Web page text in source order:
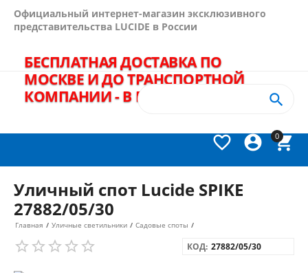
Официальный интернет-магазин эксклюзивного
представительства LUCIDE в России
БЕСПЛАТНАЯ ДОСТАВКА ПО
МОСКВЕ И ДО ТРАНСПОРТНОЙ
КОМПАНИИ - В ПОДАРОК!
0




Уличный спот Lucide SPIKE
27882/05/30
Главная / Уличные светильники / Садовые споты /
КОД: 27882/05/30